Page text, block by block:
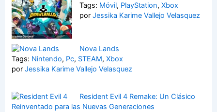
Tags: Móvil, PlayStation, Xbox
por Jessika Karime Vallejo Velasquez
Nova Lands
Tags: Nintendo, Pc, STEAM,Xbox
porJessika Karime Vallejo Velasquez
Resident Evil 4 Remake: Un Clásico
Reinventado para las Nuevas Generaciones